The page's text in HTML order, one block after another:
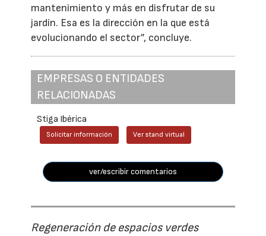
mantenimiento y más en disfrutar de su
jardín. Esa es la dirección en la que está
evolucionando el sector”, concluye.
EMPRESAS O ENTIDADES
RELACIONADAS
Stiga Ibérica
Solicitar información Ver stand virtual
ver/escribir comentarios
Regeneración de espacios verdes